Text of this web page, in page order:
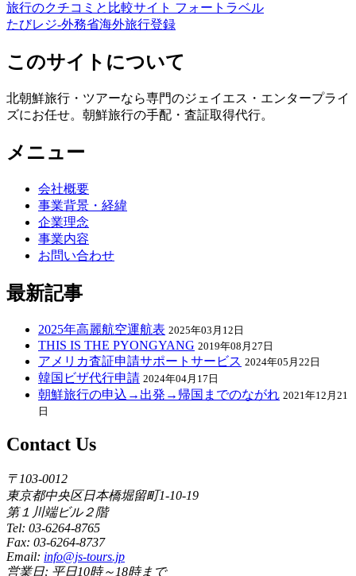
旅行のクチコミと比較サイト フォートラベル
たびレジ-外務省海外旅行登録
このサイトについて
北朝鮮旅行・ツアーなら専門のジェイエス・エンタープライ
ズにお任せ。朝鮮旅行の手配・査証取得代行。
メニュー
会社概要
事業背景・経緯
企業理念
事業内容
お問い合わせ
最新記事
2025年高麗航空運航表 2025年03月12日
THIS IS THE PYONGYANG 2019年08月27日
アメリカ査証申請サポートサービス 2024年05月22日
韓国ビザ代行申請 2024年04月17日
朝鮮旅行の申込→出発→帰国までのながれ 2021年12月21
日
Contact Us
〒103-0012
東京都中央区日本橋堀留町1-10-19
第１川端ビル２階
Tel: 03-6264-8765
Fax: 03-6264-8737
Email: info@js-tours.jp
営業日: 平日10時～18時まで